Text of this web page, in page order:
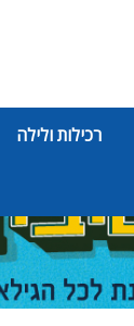
רכילות ולילה